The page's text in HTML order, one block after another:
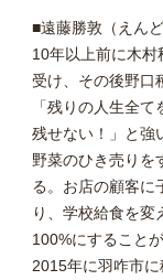
■遠藤勝敦（えん
10年以上前に木
受け、その後野口
「残りの人生全
残せない！」と強
野菜のひき売りを
る。お店の顧客に
り、学校給食を変
100%にすること
2015年に羽咋市